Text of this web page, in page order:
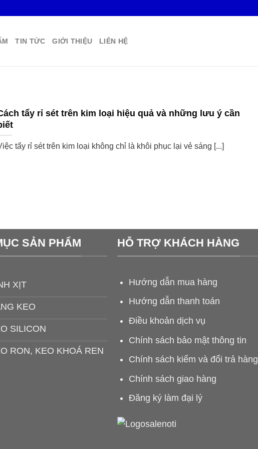
TIN TỨC GIỚI THIỆU LIÊN HỆ
tẩy rỉ sét trên kim loại hiệu quả và những lưu ý cần
tẩy rỉ sét trên kim loại không chỉ là khôi phục lại vẻ sáng [...]
SẢN PHẨM
XỊT
KEO
SILICON
RON, KEO KHOÁ REN
HỖ TRỢ KHÁCH HÀNG
Hướng dẫn mua hàng
Hướng dẫn thanh toán
Điều khoản dịch vụ
Chính sách bảo mật thông tin
Chính sách kiểm và đổi trả hàng
Chính sách giao hàng
Đăng ký làm đại lý